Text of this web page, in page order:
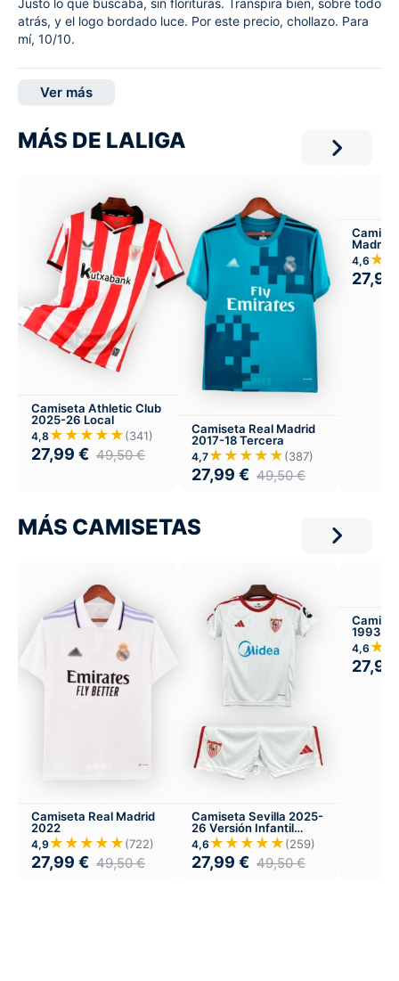
atrás, y el logo bordado luce. Por este precio, chollazo. Para
mí, 10/10.
Ver más
MÁS DE LALIGA
Camiseta Athletic Club
2025-26 Local
4,8 ★★★★★(341)
27,99 € 49,50€
Camiseta Real Madrid
2017-18 Tercera
4,7★★★★★(387)
27,99 € 49,50€
Madrid
4,6
27,99
MÁS CAMISETAS
Camiseta Real Madrid
2022
4,9 ★★★★★(722)
27,99 € 49,50€
Camiseta Sevilla 2025-
26 Versión Infantil
Local
4,6 ★★★★★(259)
27,99 € 49,50€
1993
4,6
27,99